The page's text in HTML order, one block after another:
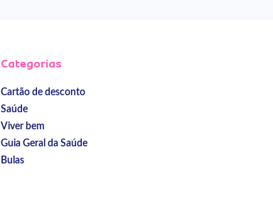
Categorias
Cartão de desconto
Saúde
Viver bem
Guia Geral da Saúde
Bulas